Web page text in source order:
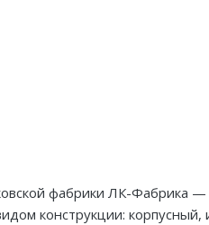
фабрики ЛК-Фабрика —
конструкции: корпусный,